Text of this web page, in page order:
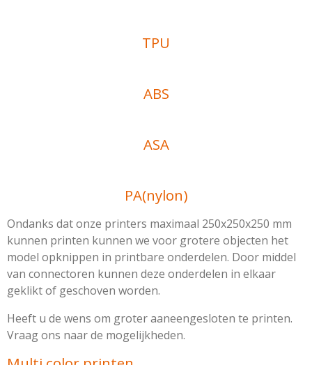
TPU
ABS
ASA
PA(nylon)
Ondanks dat onze printers maximaal 250x250x250 mm
kunnen printen kunnen we voor grotere objecten het
model opknippen in printbare onderdelen. Door middel
van connectoren kunnen deze onderdelen in elkaar
geklikt of geschoven worden.
Heeft u de wens om groter aaneengesloten te printen.
Vraag ons naar de mogelijkheden.